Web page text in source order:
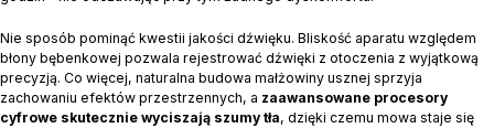
Nie sposób pominąć kwestii jakości dźwięku. Bliskość aparatu względem
błony bębenkowej pozwala rejestrować dźwięki z otoczenia z wyjątkową
precyzją. Co więcej, naturalna budowa małżowiny usznej sprzyja
zachowaniu efektów przestrzennych, a zaawansowane procesory
cyfrowe skutecznie wyciszają szumy tła, dzięki czemu mowa staje się